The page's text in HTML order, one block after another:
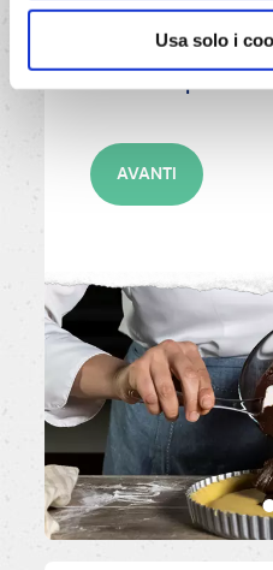
Usa solo i
AVANTI